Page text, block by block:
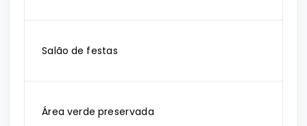
Salão de festas
Área verde preservada